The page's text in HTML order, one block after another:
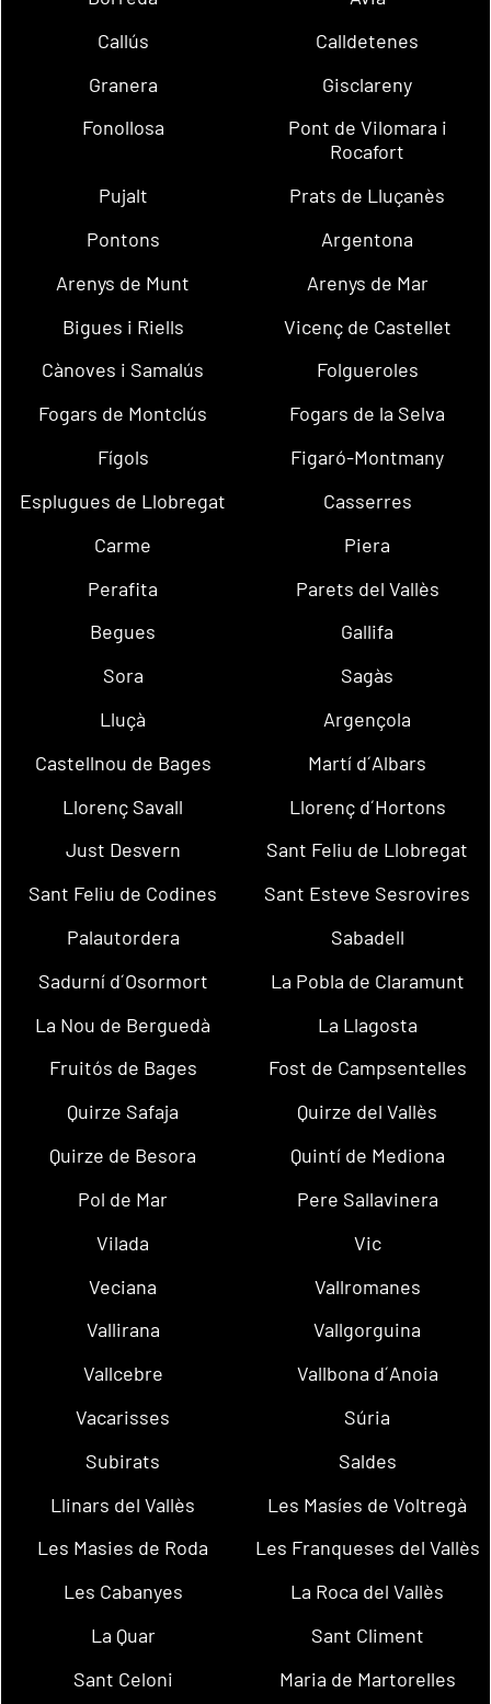
Callús
Calldetenes
Granera
Gisclareny
Fonollosa
Pont de Vilomara i
Rocafort
Pujalt
Prats de Lluçanès
Pontons
Argentona
Arenys de Munt
Arenys de Mar
Bigues i Riells
Vicenç de Castellet
Cànoves i Samalús
Folgueroles
Fogars de Montclús
Fogars de la Selva
Fígols
Figaró-Montmany
Esplugues de Llobregat
Casserres
Carme
Piera
Perafita
Parets del Vallès
Begues
Gallifa
Sora
Sagàs
Lluçà
Argençola
Castellnou de Bages
Martí d´Albars
Llorenç Savall
Llorenç d´Hortons
Just Desvern
Sant Feliu de Llobregat
Sant Feliu de Codines
Sant Esteve Sesrovires
Palautordera
Sabadell
Sadurní d´Osormort
La Pobla de Claramunt
La Nou de Berguedà
La Llagosta
Fruitós de Bages
Fost de Campsentelles
Quirze Safaja
Quirze del Vallès
Quirze de Besora
Quintí de Mediona
Pol de Mar
Pere Sallavinera
Vilada
Vic
Veciana
Vallromanes
Vallirana
Vallgorguina
Vallcebre
Vallbona d´Anoia
Vacarisses
Súria
Subirats
Saldes
Llinars del Vallès
Les Masíes de Voltregà
Les Masies de Roda
Les Franqueses del Vallès
Les Cabanyes
La Roca del Vallès
La Quar
Sant Climent
Sant Celoni
Maria de Martorelles